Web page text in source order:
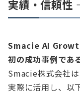
実績・信頼性
Smacie AI
初の成功事例であ
Smacie株式会社
実際に活用し、以